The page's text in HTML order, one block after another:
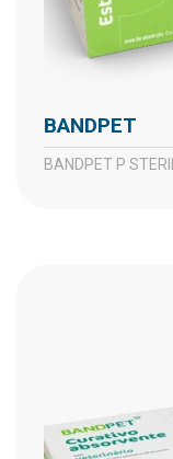
BANDPET
BANDPET P